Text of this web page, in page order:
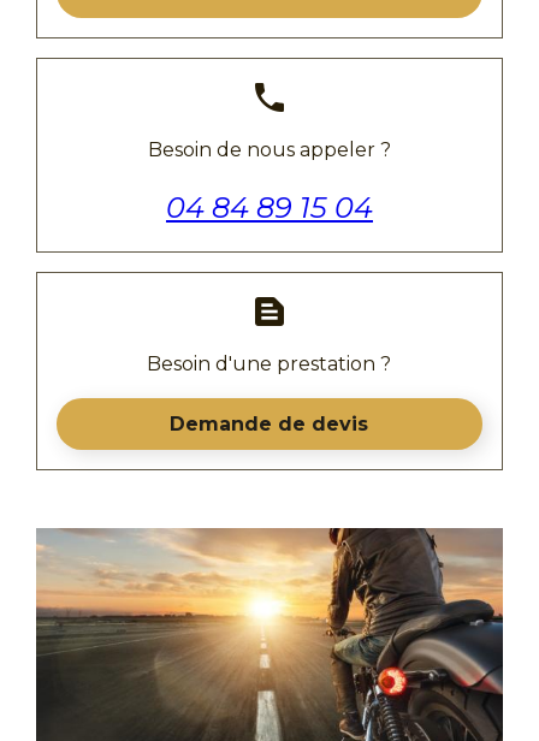
phone
Besoin de nous appeler ?
04 84 89 15 04
text_snippet
Besoin d'une prestation ?
Demande de devis